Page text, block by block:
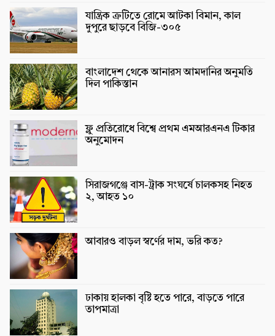
যান্ত্রিক ত্রুটিতে রোমে আটকা বিমান, কাল
দুপুরে ছাড়বে বিজি-৩০৫
বাংলাদেশ থেকে আনারস আমদানির অনুমতি
দিল পাকিস্তান
ফ্লু প্রতিরোধে বিশ্বে প্রথম এমআরএনএ টিকার
অনুমোদন
সিরাজগঞ্জে বাস-ট্রাক সংঘর্ষে চালকসহ নিহত
২, আহত ১০
আবারও বাড়ল স্বর্ণের দাম, ভরি কত?
ঢাকায় হালকা বৃষ্টি হতে পারে, বাড়তে পারে
তাপমাত্রা